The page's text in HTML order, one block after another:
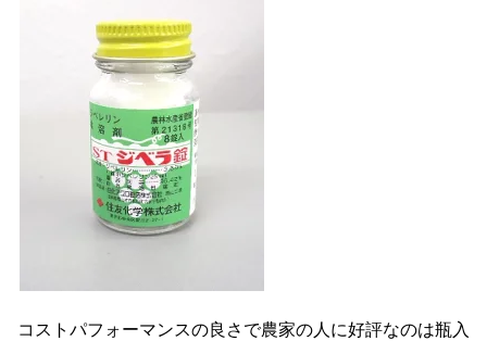
コストパフォーマンスの良さで農家の人に好評なのは瓶入